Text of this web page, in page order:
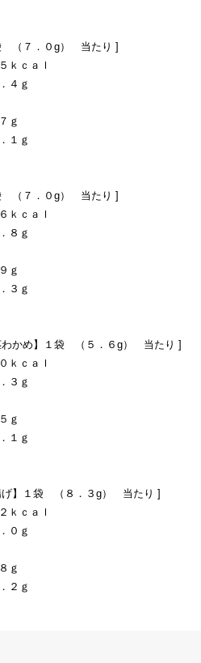
（７．０g） 当たり ]
ｋｃａｌ
４ｇ
ｇ
１ｇ
（７．０g） 当たり ]
ｋｃａｌ
８ｇ
ｇ
３ｇ
わかめ】１袋 （５．６g） 当たり ]
ｋｃａｌ
３ｇ
ｇ
１ｇ
げ】１袋 （８．３g） 当たり ]
ｋｃａｌ
０ｇ
ｇ
２ｇ